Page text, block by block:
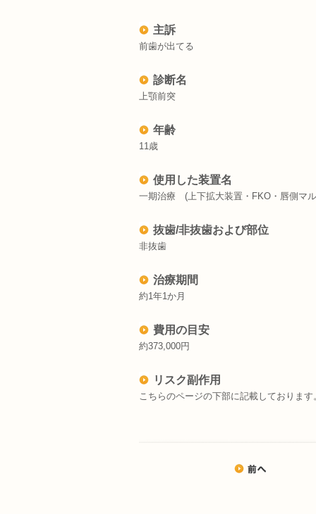
主訴
前歯が出てる
診断名
上顎前突
年齢
11歳
使用した装置名
一期治療 (上下拡大装置・FKO・唇側マ
抜歯/非抜歯および部位
非抜歯
治療期間
約1年1か月
費用の目安
約373,000円
リスク副作用
こちらのページの下部に記載しております